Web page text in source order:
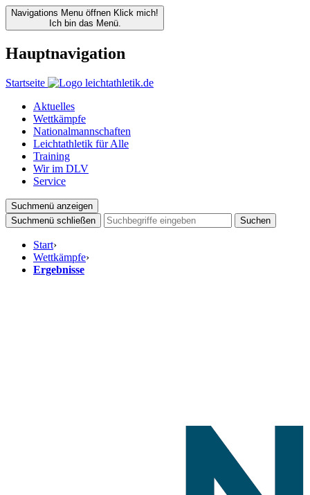
Navigations Menu öffnen Klick mich!
Ich bin das Menü.
Hauptnavigation
Startseite
Aktuelles
Wettkämpfe
Nationalmannschaften
Leichtathletik für Alle
Training
Wir im DLV
Service
Suchmenü anzeigen
Suchmenü schließen
Suchen
Start›
Wettkämpfe›
Ergebnisse